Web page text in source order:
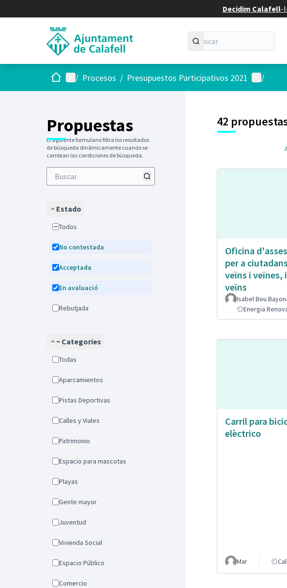
Decidim Calafell-
InicioMenú principal
/ Procesos / Presupuestos Participativos 2021 Menú de
/
Propuestas
El siguiente formulario filtra los resultados
de búsqueda dinámicamente cuando se
cambian las condiciones de búsqueda.
Estado
Todos
No contestada
Acceptada
En avaluació
Rebutjada
~ Categories
Todas
Aparcamientos
Pistas Deportivas
Calles y Viales
Patrimonio
Espacio para mascotas
Playas
Gente mayor
Juventud
Vivienda Social
Espacio Público
Comercio
42
Oficina
per a
veïns i
veïns
Isabel Bou
Energia
Carril para
elèctrico
Mar